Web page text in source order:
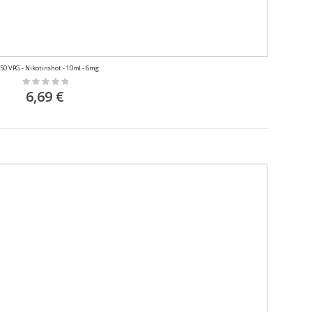
VPG - Nikotinshot - 10ml - 6mg
Rating:
0%
6,69 €